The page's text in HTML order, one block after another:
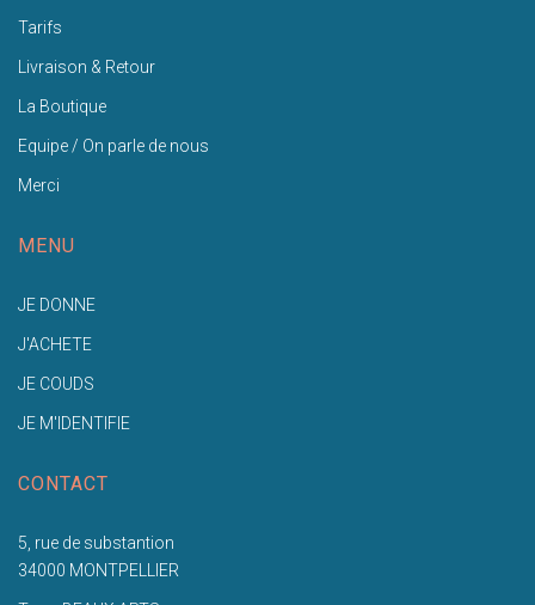
Tarifs
Livraison & Retour
La Boutique
Equipe / On parle de nous
Merci
MENU
JE DONNE
J'ACHETE
JE COUDS
JE M'IDENTIFIE
CONTACT
5, rue de substantion
34000 MONTPELLIER